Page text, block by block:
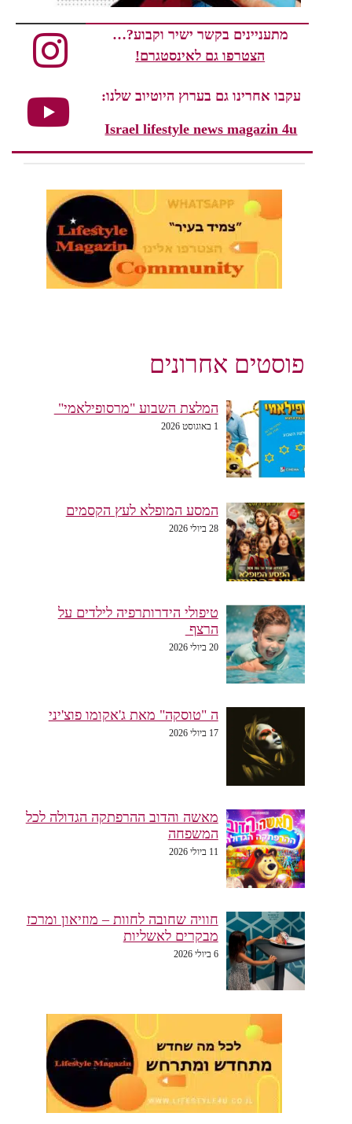
מתעניינים בקשר ישיר וקבוע?…
הצטרפו גם לאינסטגרם!
עקבו אחרינו גם בערוץ היוטיוב שלנו:
Israel lifestyle news magazin 4u
פוסטים אחרונים
המלצת השבוע "מרסופילאמי"
1 באוגוסט 2026
המסע המופלא לעץ הקסמים
28 ביולי 2026
טיפולי הידרותרפיה לילדים על
הרצף
20 ביולי 2026
ה "טוסקה" מאת ג'אקומו פוצ'יני
17 ביולי 2026
מאשה והדוב ההרפתקה הגדולה לכל
המשפחה
11 ביולי 2026
חוויה שחובה לחוות – מוזיאון ומרכז
מבקרים לאשליות
6 ביולי 2026